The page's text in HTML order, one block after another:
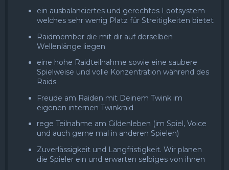
ein ausbalanciertes und gerechtes Lootsystem
welches sehr wenig Platz für Streitigkeiten bietet
Raidmember die mit dir auf derselben
Wellenlänge liegen
eine hohe Raidteilnahme sowie eine saubere
Spielweise und volle Konzentration während des
Raids
Freude am Raiden mit Deinem Twink im
eigenen internen Twinkraid
rege Teilnahme am Gildenleben (im Spiel, Voice
und auch gerne mal in anderen Spielen)
Zuverlässigkeit und Langfristigkeit. Wir planen
die Spieler ein und erwarten selbiges von ihnen